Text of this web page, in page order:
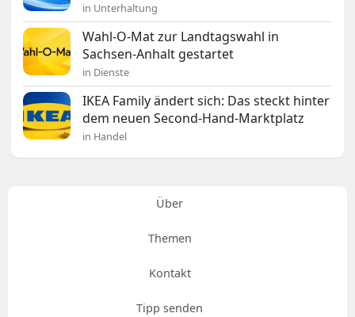
in Unterhaltung
Wahl-O-Mat zur Landtagswahl in
Sachsen-Anhalt gestartet
in Dienste
IKEA Family ändert sich: Das steckt hinter
dem neuen Second-Hand-Marktplatz
in Handel
Über
Themen
Kontakt
Tipp senden